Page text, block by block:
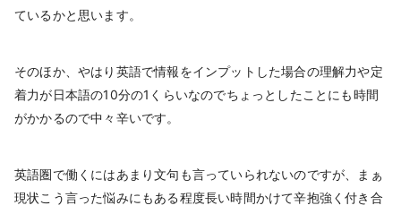
ているかと思います。
そのほか、やはり英語で情報をインプットした場合の理解力や定
着力が日本語の10分の1くらいなのでちょっとしたことにも時間
がかかるので中々辛いです。
英語圏で働くにはあまり文句も言っていられないのですが、まぁ
現状こう言った悩みにもある程度長い時間かけて辛抱強く付き合